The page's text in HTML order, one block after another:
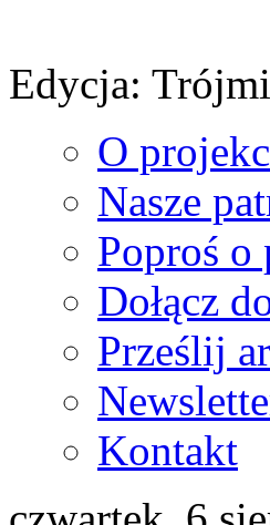
Edycja:
O
Nasze
Poproś o
Dołącz
Prześlij
Kontakt